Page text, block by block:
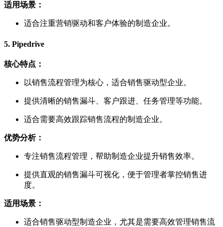
适用场景：
适合注重营销驱动和客户体验的制造企业。
5. Pipedrive
核心特点：
以销售流程管理为核心，适合销售驱动型企业。
提供清晰的销售漏斗、客户跟进、任务管理等功能。
适合需要高效跟踪销售流程的制造企业。
优势分析：
专注销售流程管理，帮助制造企业提升销售效率。
提供直观的销售漏斗可视化，便于管理者掌控销售进
度。
适用场景：
适合销售驱动型制造企业，尤其是需要高效管理销售流